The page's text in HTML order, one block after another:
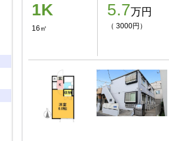
1K
16㎡
5.7万円
（ 3000円）